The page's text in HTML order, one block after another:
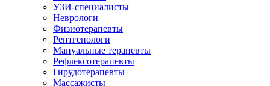
УЗИ-специалисты
Неврологи
Физиотерапевты
Рентгенологи
Мануальные терапевты
Рефлексотерапевты
Гирудотерапевты
Массажисты